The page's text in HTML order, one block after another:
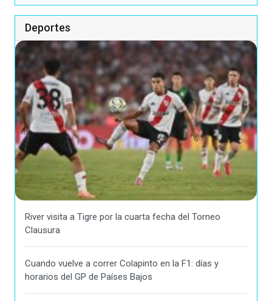
Deportes
River visita a Tigre por la cuarta fecha del Torneo
Clausura
Cuando vuelve a correr Colapinto en la F1: días y
horarios del GP de Países Bajos